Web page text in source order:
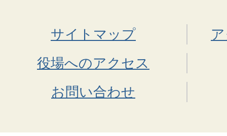
サイトマップ
役場へのアクセス
お問い合わせ